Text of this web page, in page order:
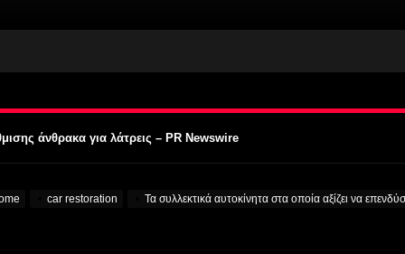
2023 Permco AMA Vintage Motorcycle Days – Cycle News
Προσοχή στα Κολέγια – VOA Learning English
car restoration Τα συλλεκτικά αυτοκίνητα στα οποία αξίζει να